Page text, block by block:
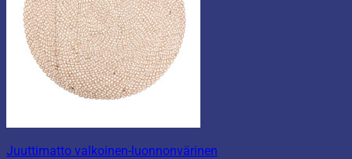
Juuttimatto valkoinen-luonnonvärinen